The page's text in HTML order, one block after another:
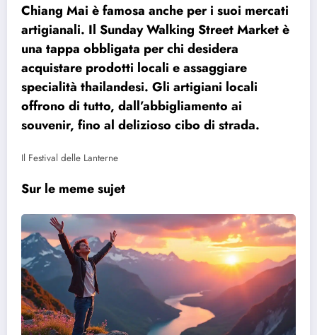
Chiang Mai è famosa anche per i suoi mercati
artigianali. Il Sunday Walking Street Market è
una tappa obbligata per chi desidera
acquistare prodotti locali e assaggiare
specialità thailandesi. Gli artigiani locali
offrono di tutto, dall’abbigliamento ai
souvenir, fino al delizioso cibo di strada.
Il Festival delle Lanterne
Sur le meme sujet